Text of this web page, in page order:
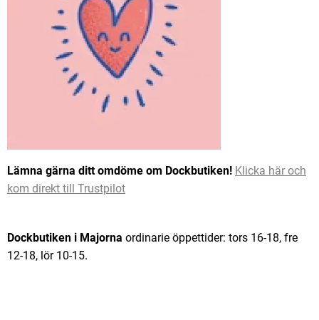
Lämna gärna ditt omdöme om Dockbutiken! Klicka här och
kom direkt till Trustpilot
Dockbutiken i Majorna ordinarie öppettider: tors 16-18, fre
12-18, lör 10-15.